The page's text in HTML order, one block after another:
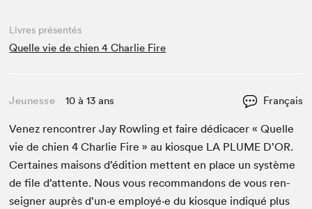
Livres présentés
Quelle vie de chien 4 Charlie Fire
Jeunesse 10 à 13 ans Français
Venez ren­con­tr­er Jay Rowl­ing et faire dédi­cac­er « Quelle
vie de chien4 Char­lie Fire » au kiosque LA PLUME D’OR.
Cer­taines maisons d’édi­tion met­tent en place un sys­tème
de file d’at­tente. Nous vous recom­man­dons de vous ren­
seign­er auprès d’un·e employé·e du kiosque indiqué plus